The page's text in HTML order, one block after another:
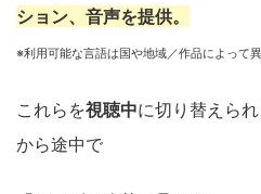
ション、音声を提供。
※利用可能な言語は国や地域／作品によって異
これらを視聴中に切り替えら
から途中で